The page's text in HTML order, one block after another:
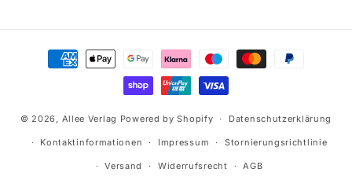
Zahlungsmethoden
© 2026, Allee Verlag Powered by Shopify Datenschutzerklärung
Kontaktinformationen Impressum Stornierungsrichtlinie
Versand Widerrufsrecht AGB